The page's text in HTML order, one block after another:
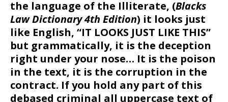
the language of the Illiterate, (Blacks
Law Dictionary 4th Edition) it looks just
like English, “IT LOOKS JUST LIKE THIS”
but grammatically, it is the deception
right under your nose… It is the poison
in the text, it is the corruption in the
contract. If you hold any part of this
debased criminal all uppercase text of